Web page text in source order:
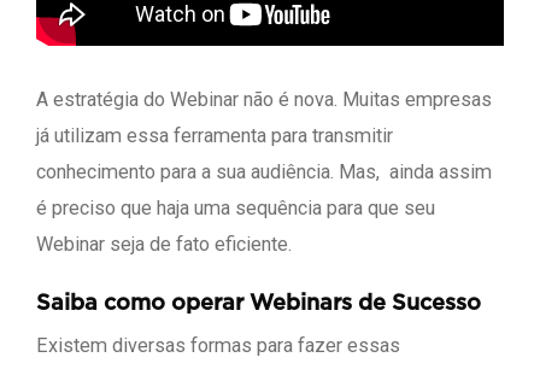
A estratégia do Webinar não é nova. Muitas empresas
já utilizam essa ferramenta para transmitir
conhecimento para a sua audiência. Mas, ainda assim
é preciso que haja uma sequência para que seu
Webinar seja de fato eficiente.
Saiba como operar Webinars de Sucesso
Existem diversas formas para fazer essas